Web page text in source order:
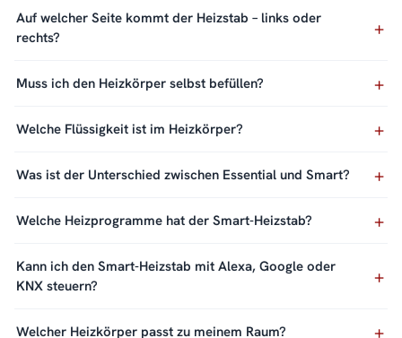
Auf welcher Seite kommt der Heizstab – links oder
rechts?
Muss ich den Heizkörper selbst befüllen?
Welche Flüssigkeit ist im Heizkörper?
Was ist der Unterschied zwischen Essential und Smart?
Welche Heizprogramme hat der Smart-Heizstab?
Kann ich den Smart-Heizstab mit Alexa, Google oder
KNX steuern?
Welcher Heizkörper passt zu meinem Raum?